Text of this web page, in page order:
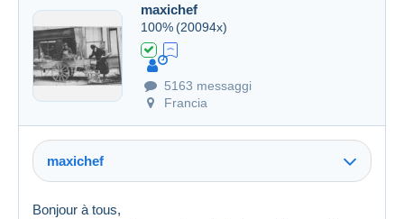
maxichef
100% (20094x)
5163 messaggi
Francia
maxichef
Bonjour à tous,